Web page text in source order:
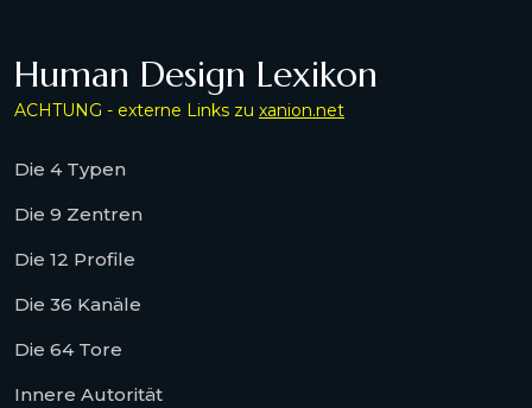
Human Design Lexikon
ACHTUNG - externe Links zu xanion.net
Die 4 Typen
Die 9 Zentren
Die 12 Profile
Die 36 Kanäle
Die 64 Tore
Innere Autorität